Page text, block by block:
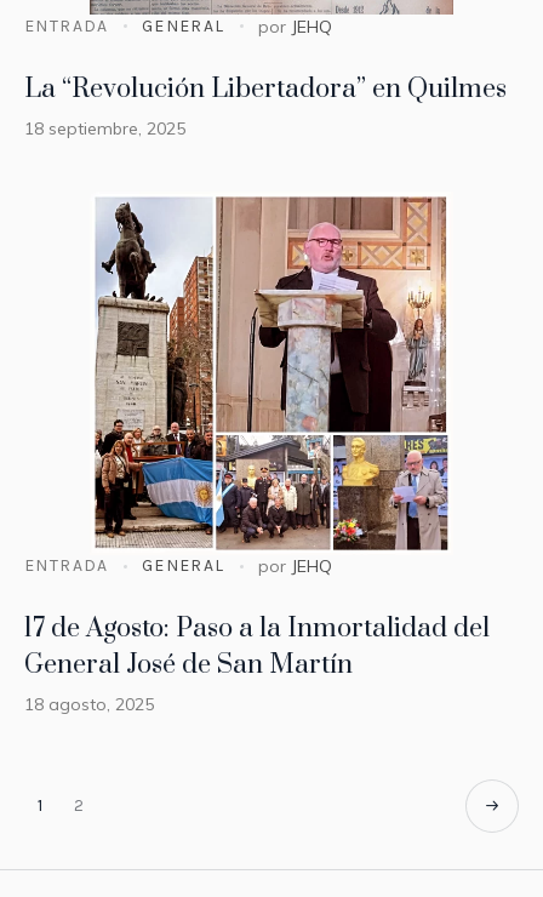
ENTRADA GENERAL por JEHQ
La “Revolución Libertadora” en Quilmes
18 septiembre, 2025
ENTRADA GENERAL por JEHQ
17 de Agosto: Paso a la Inmortalidad del
General José de San Martín
18 agosto, 2025
1 2